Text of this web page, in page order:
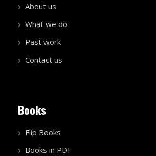
About us
What we do
Past work
Contact us
Books
Flip Books
Books in PDF